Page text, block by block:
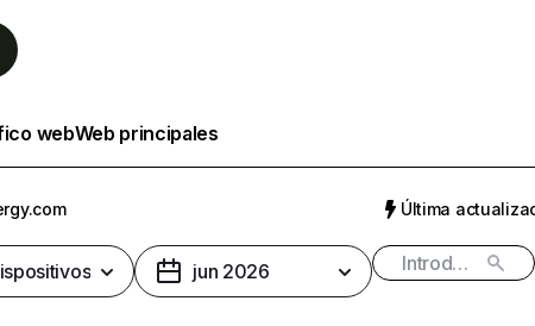
webWeb principales
Última
jun 2026